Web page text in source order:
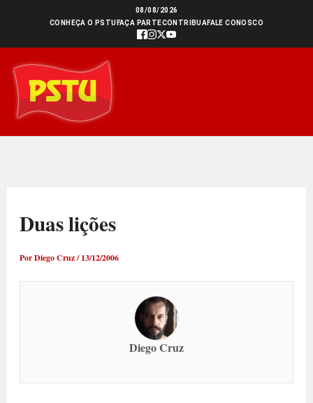
conteúdo
08/08/2026
CONHEÇA O PSTU FAÇA PARTECONTRIBUAFALE CONOSCO
Duas lições
PorDiego Cruz/13/12/2006
Diego Cruz